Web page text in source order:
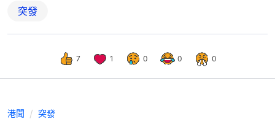
突發
7 1 0 0 0
港聞 突發